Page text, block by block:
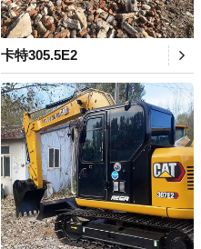
卡特305.5E2